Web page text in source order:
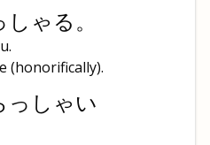
ゃる。
(honorifically).
っしゃい